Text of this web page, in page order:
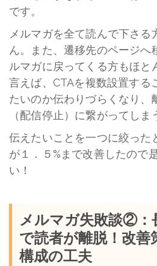
です。
メルマガを全て読んで下さる
ん。また、遷移先のページへ
ルマガに戻ってくる方もほと
言えば、 CTAを複数設置する
たいのか伝わりづらくなり、
（配信停止）に繋がってしま
伝えたいことを一つに絞った
が１．５%まで改善したので
い！
メルマガ失敗談②：
で読者が離脱！改善
構成の工夫